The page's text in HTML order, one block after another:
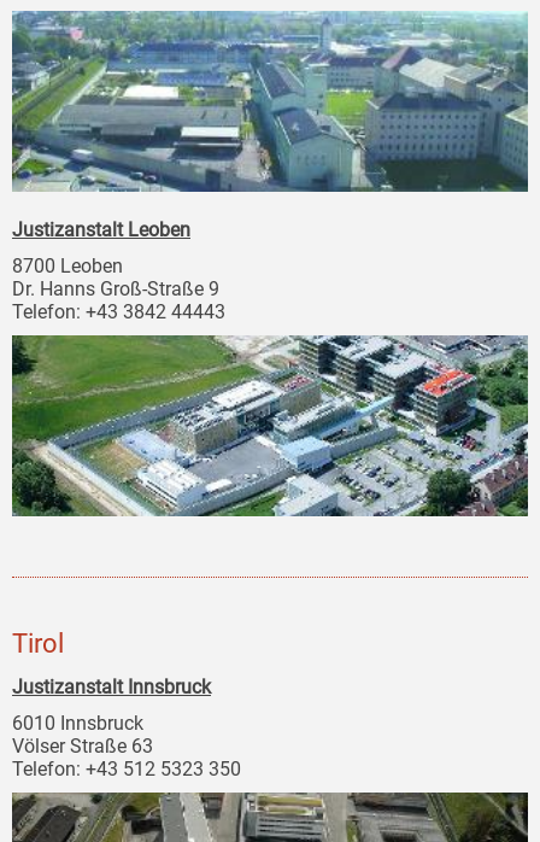
Justizanstalt Leoben
8700 Leoben
Dr. Hanns Groß-Straße 9
Telefon: +43 3842 44443
Tirol
Justizanstalt Innsbruck
6010 Innsbruck
Völser Straße 63
Telefon: +43 512 5323 350